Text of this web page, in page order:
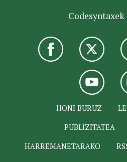
HONI BURUZ
PUBLIZITATEA
HARREMANETARAKO